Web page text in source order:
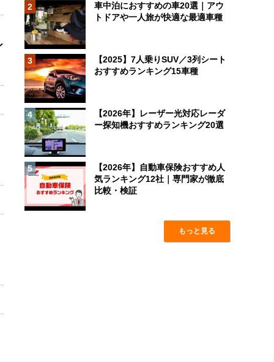
2
車中泊におすすめの車20選｜アウ
トドアや一人旅が快適な最適車種
3
【2025】7人乗りSUV／3列シート
おすすめランキング15車種
4
【2026年】レーザー光対応レーダ
ー探知機おすすめランキング20選
5
【2026年】自動車保険おすすめ人
気ランキング12社｜専門家が徹底
比較・検証
もっと見る